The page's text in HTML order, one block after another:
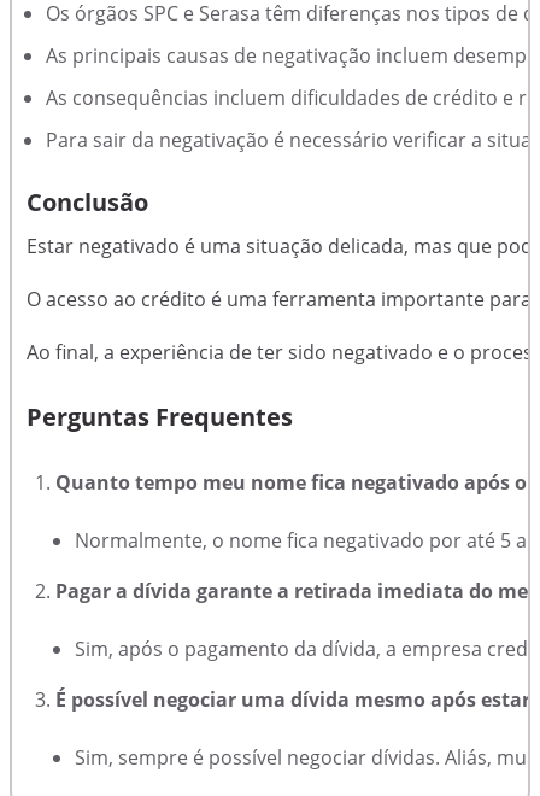
Os órgãos SPC e Serasa têm diferenças nos tipos de
As principais causas de negativação incluem
As consequências incluem dificuldades de crédito e
Para sair da negativação é necessário verificar a
Conclusão
Estar negativado é uma situação delicada, mas que
O acesso ao crédito é uma ferramenta importante
Ao final, a experiência de ter sido negativado e o
Perguntas Frequentes
Quanto tempo meu nome fica negativado após o
Normalmente, o nome fica negativado por até 5
Pagar a dívida garante a retirada imediata do
Sim, após o pagamento da dívida, a empresa
É possível negociar uma dívida mesmo após estar
Sim, sempre é possível negociar dívidas. Aliás,